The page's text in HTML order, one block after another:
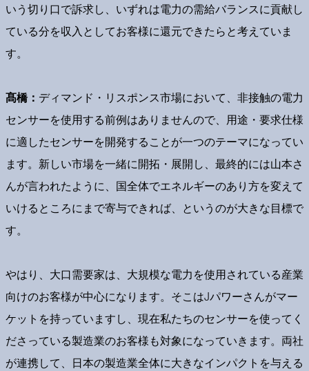
いう切り口で訴求し、いずれは電力の需給バランスに貢献し
ている分を収入としてお客様に還元できたらと考えていま
す。
髙橋： ディマンド・リスポンス市場において、非接触の電力
センサーを使用する前例はありませんので、用途・要求仕様
に適したセンサーを開発することが一つのテーマになってい
ます。新しい市場を一緒に開拓・展開し、最終的には山本さ
んが言われたように、国全体でエネルギーのあり方を変えて
いけるところにまで寄与できれば、というのが大きな目標で
す。
やはり、大口需要家は、大規模な電力を使用されている産業
向けのお客様が中心になります。そこはJパワーさんがマー
ケットを持っていますし、現在私たちのセンサーを使ってく
ださっている製造業のお客様も対象になっていきます。両社
が連携して、日本の製造業全体に大きなインパクトを与える